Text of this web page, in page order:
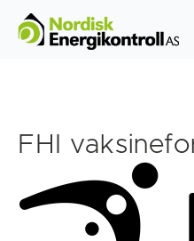
FHI